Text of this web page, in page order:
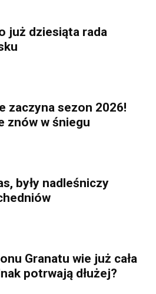
już dziesiąta rada
zaczyna sezon 2026!
znów w śniegu
były nadleśniczy
Granatu wie już cała
potrwają dłużej?